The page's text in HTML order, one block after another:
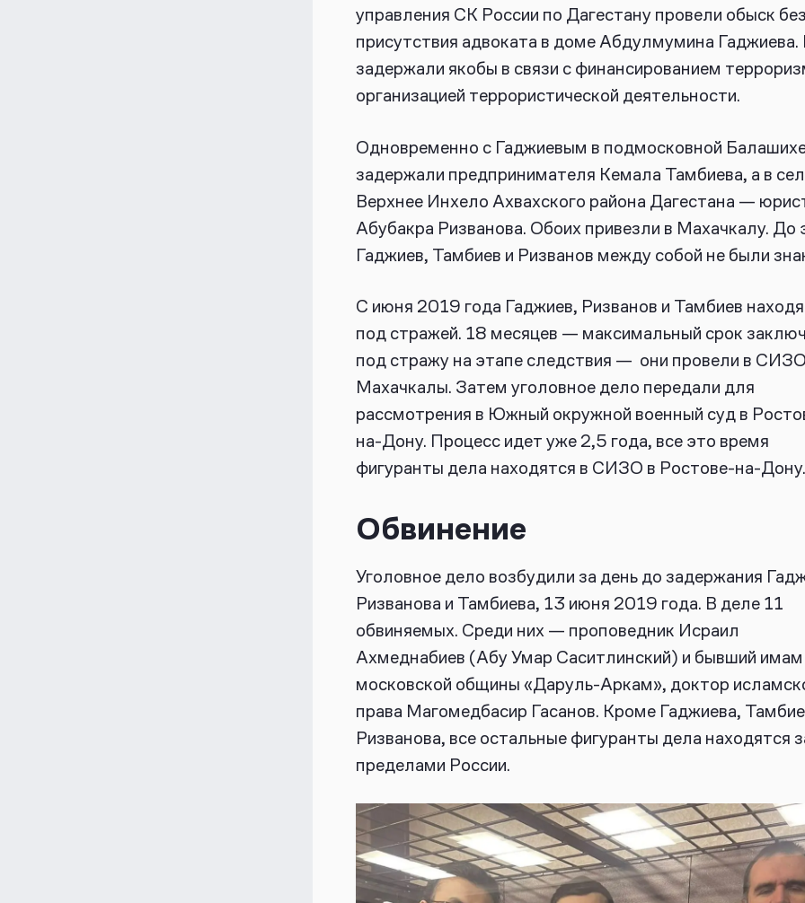
управления СК России по Дагестану провели обыск без
присутствия адвоката в доме Абдулмумина Гаджиева.
задержали якобы в связи с финансированием
организацией террористической деятельности.
Одновременно с Гаджиевым в подмосковной
задержали предпринимателя Кемала Тамбиева, а в
Верхнее Инхело Ахвахского района Дагестана —
Абубакра Ризванова. Обоих привезли в Махачкалу. До
Гаджиев, Тамбиев и Ризванов между собой не были
С июня 2019 года Гаджиев, Ризванов и Тамбиев
под стражей. 18 месяцев — максимальный срок
под стражу на этапе следствия — они провели в СИЗО
Махачкалы. Затем уголовное дело передали для
рассмотрения в Южный окружной военный суд в
на-Дону. Процесс идет уже 2,5 года, все это время
фигуранты дела находятся в СИЗО в Ростове-на-Дону.
Обвинение
Уголовное дело возбудили за день до задержания
Ризванова и Тамбиева, 13 июня 2019 года. В деле 11
обвиняемых. Среди них — проповедник Исраил
Ахмеднабиев (Абу Умар Саситлинский) и бывший имам
московской общины «Даруль-Аркам», доктор
права Магомедбасир Гасанов. Кроме Гаджиева,
Ризванова, все остальные фигуранты дела находятся
пределами России.